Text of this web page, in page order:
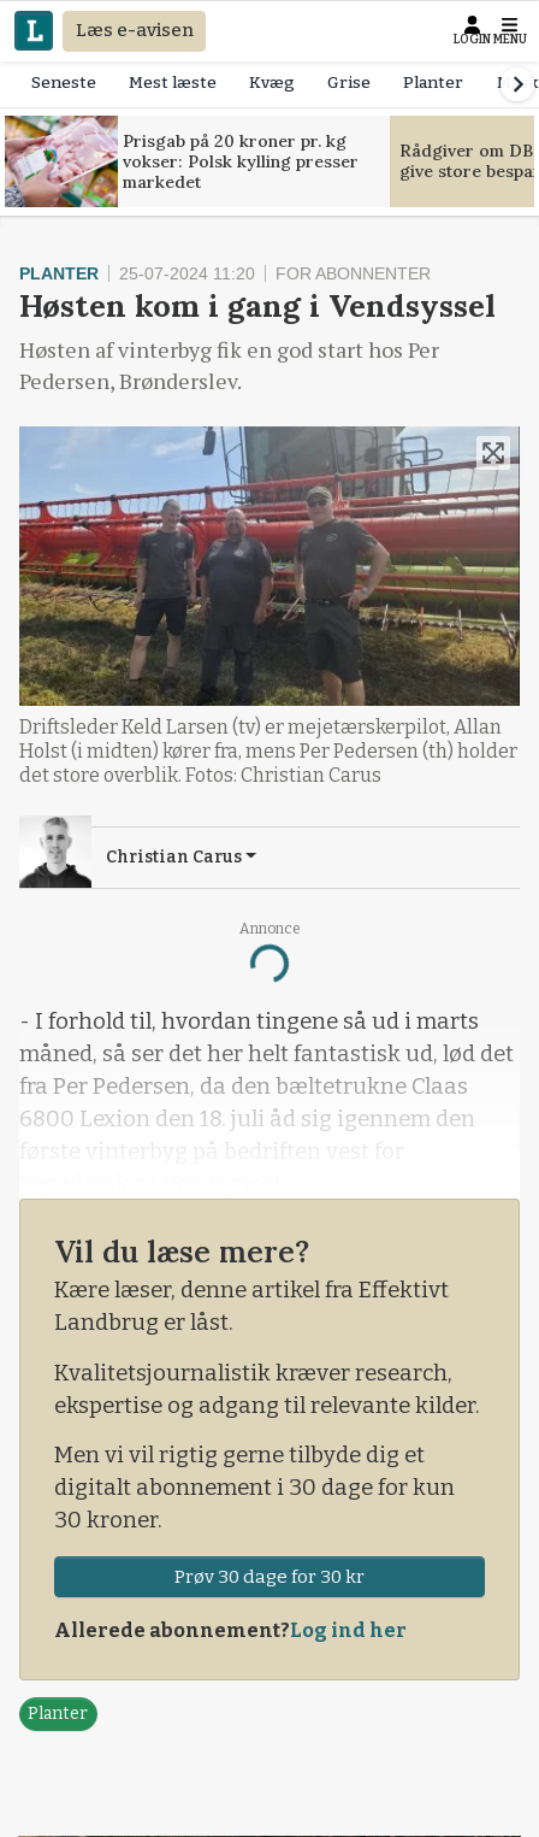
Læs e-avisen LOGIN MENU
Seneste Mest læste Kvæg Grise Planter
Prisgab på 20 kroner pr. kg
vokser: Polsk kylling presser
markedet
Rådgiver om
give store
Annonce
Loading...
PLANTER 25-07-2024 11:20 FOR ABONNENTER
Høsten kom i gang i Vendsyssel
Høsten af vinterbyg fik en god start hos Per
Pedersen, Brønderslev.
Driftsleder Keld Larsen (tv) er mejetærskerpilot, Allan
Holst (i midten) kører fra, mens Per Pedersen (th) holder
det store overblik. Fotos: Christian Carus
Christian Carus
- I forhold til, hvordan tingene så ud i marts
måned, så ser det her helt fantastisk ud, lød det
fra Per Pedersen, da den bæltetrukne Claas
6800 Lexion den 18. juli åd sig igennem den
første vinterbyg på bedriften vest for
Vil du læse mere?
Kære læser, denne artikel fra Effektivt
Landbrug er låst.
Kvalitetsjournalistik kræver research,
ekspertise og adgang til relevante kilder.
Men vi vil rigtig gerne tilbyde dig et
digitalt abonnement i 30 dage for kun
30 kroner.
Prøv 30 dage for 30 kr
Allerede abonnement?Log ind her
Planter